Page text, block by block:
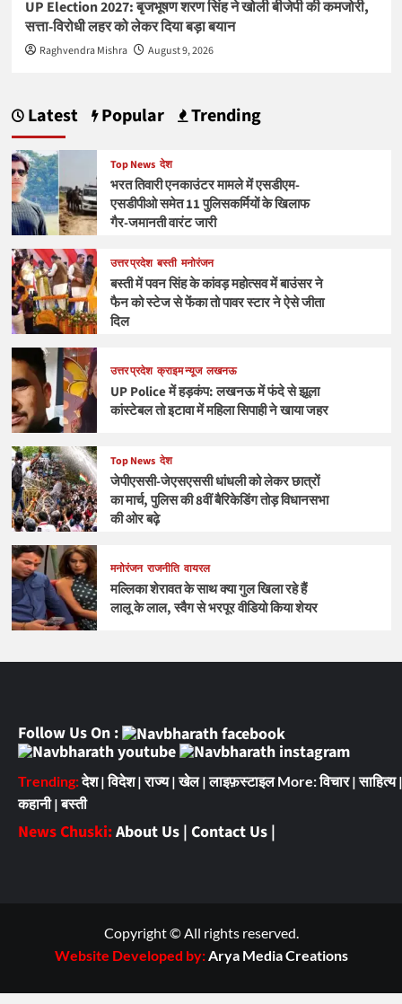
UP Election 2027: बृजभूषण शरण सिंह ने खोली बीजेपी की कमजोरी,
सत्ता-विरोधी लहर को लेकर दिया बड़ा बयान
Raghvendra Mishra August 9, 2026
Latest Popular Trending
Top News देश
भरत तिवारी एनकाउंटर मामले में एसडीएम-
एसडीपीओ समेत 11 पुलिसकर्मियों के खिलाफ
गैर-जमानती वारंट जारी
उत्तर प्रदेश बस्ती मनोरंजन
बस्ती में पवन सिंह के कांवड़ महोत्सव में बाउंसर ने
फैन को स्टेज से फेंका तो पावर स्टार ने ऐसे जीता
दिल
उत्तर प्रदेश क्राइम न्यूज लखनऊ
UP Police में हड़कंप: लखनऊ में फंदे से झूला
कांस्टेबल तो इटावा में महिला सिपाही ने खाया जहर
Top News देश
जेपीएससी-जेएसएससी धांधली को लेकर छात्रों
का मार्च, पुलिस की 8वीं बैरिकेडिंग तोड़ विधानसभा
की ओर बढ़े
मनोरंजन राजनीति वायरल
मल्लिका शेरावत के साथ क्या गुल खिला रहे हैं
लालू के लाल, स्वैग से भरपूर वीडियो किया शेयर
Follow Us On :
Trending:देश|विदेश|राज्य|खेल|लाइफ़स्टाइल More:विचार|साहित्य|
कहानी|बस्ती
News Chuski:About Us | Contact Us |
Copyright © All rights reserved.
Website Developed by:Arya Media Creations